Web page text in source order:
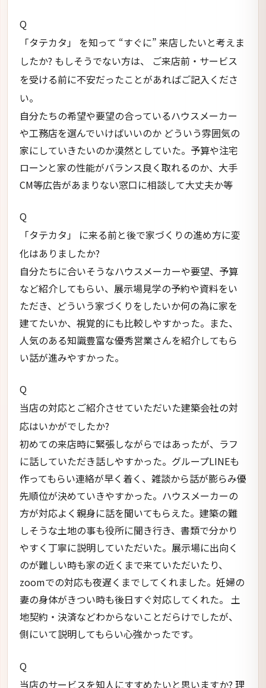
Q
「タテカタ」 を知って “すぐに” 来店したいと考えま
したか? もしそうでない方は、 ご来店前・サービス
を受ける前に不安だったことがあればご記入くださ
い。
自分たちの希望や要望の合っているハウスメーカー
や工務店を選んでいけばいいのか どういう雰囲気の
家にしていきたいのか漠然としていた。予算や注宅
ローンと家の性能がバランス良く取れるのか、大手
CM等広告があまりない窓口に相談して大丈夫か等
Q
「タテカタ」 に来る前と後で家づくりの進め方に変
化はありましたか?
自分たちに合いそうなハウスメーカーや要望、予算
など紹介してもらい、展示場見学の予約や資料をい
ただき、どういう家づくりをしたいか何の為に家を
建てたいか、視覚的にも比較しやすかった。また、
人気のある知識豊富な優秀営業さんを紹介してもら
い話が進みやすかった。
Q
当店の対応とご紹介させていただいた建築会社の対
応はいかがでしたか?
初めての来店時に緊張しながらではあったが、ラフ
に話していただき話しやすかった。グループLINEも
作ってもらい連絡が早く着く、雑談から話が膨らみ優
先順位が決めていきやすかった。ハウスメーカーの
方が対応よく親身に話を聞いてもらえた。建築の難
しそうな土地の事も役所に聞き行き、書類で分かり
やすく丁寧に説明していただいた。展示場に出向く
のが難しい時も家の近くまで来ていただいたり、
zoomでの対応も夜遅くまでしてくれました。妊婦の
妻の身体がきつい時も後日すぐ対応してくれた。 土
地契約・決済などわからないことだらけでしたが、
側にいて説明してもらい心強かったです。
Q
当店のサービスを知人にすすめたいと思いますか? 理